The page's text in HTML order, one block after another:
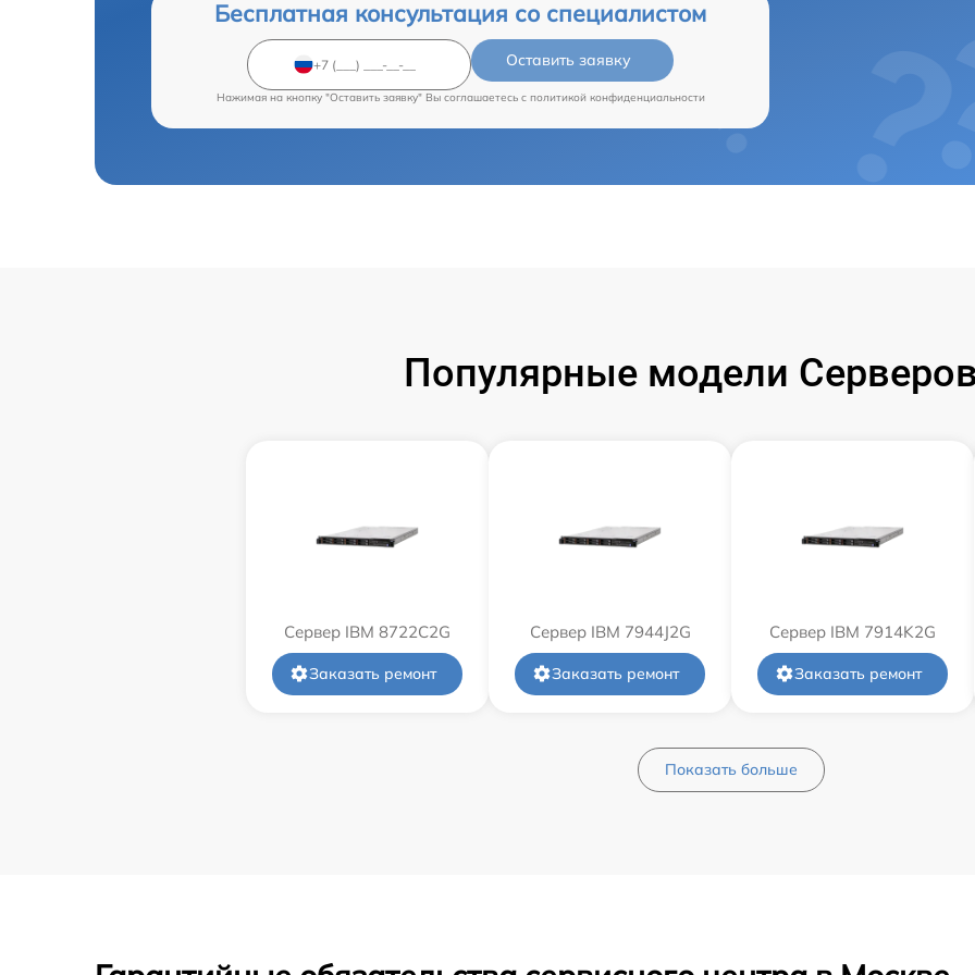
Бесплатная консультация со специалистом
Оставить заявку
Нажимая на кнопку "Оставить заявку" Вы соглашаетесь c политикой конфиденциальности
Популярные модели
Сервер IBM 8722C2G
Заказать ремонт
Сервер IBM 7944J2G
Заказать ремонт
Сервер IBM 7914K2G
Заказать ремонт
Показать больше